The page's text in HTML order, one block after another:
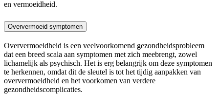
en vermoeidheid.
Oververmoeid symptomen
Oververmoeidheid is een veelvoorkomend gezondheidsprobleem
dat een breed scala aan symptomen met zich meebrengt, zowel
lichamelijk als psychisch. Het is erg belangrijk om deze symptomen
te herkennen, omdat dit de sleutel is tot het tijdig aanpakken van
oververmoeidheid en het voorkomen van verdere
gezondheidscomplicaties.